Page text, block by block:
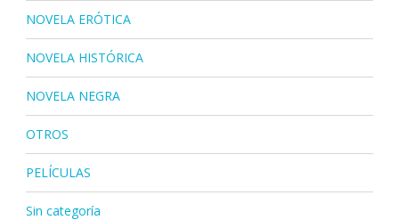
NOVELA ERÓTICA
NOVELA HISTÓRICA
NOVELA NEGRA
OTROS
PELÍCULAS
Sin categoría